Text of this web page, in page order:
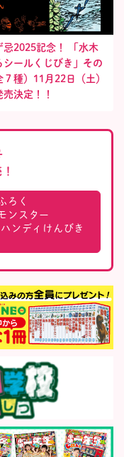
忌2025記念！ 「水木
シールくじびき」その
７種）11月22日（土）
売決定！！
ろく
ンスター
ンディけんびき